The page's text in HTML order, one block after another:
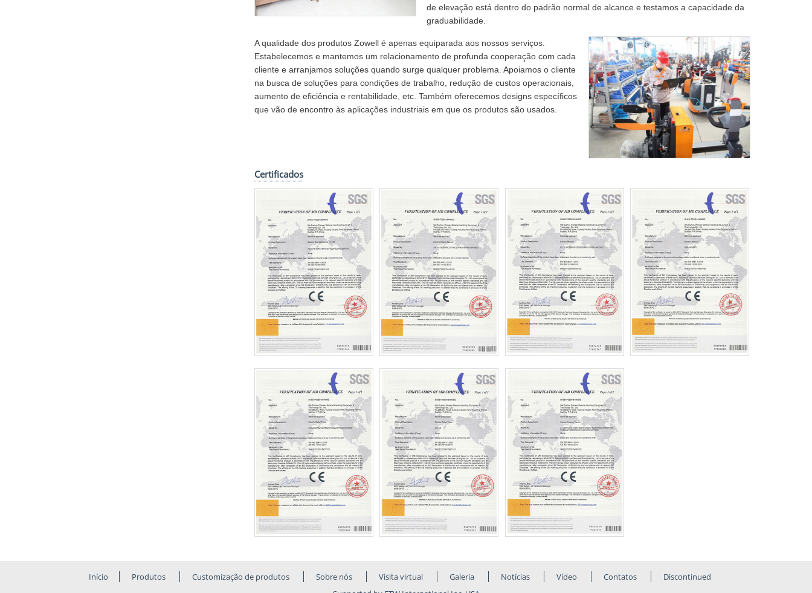
de elevação está dentro do padrão normal de alcance e testamos a capacidade da
graduabilidade.
A qualidade dos produtos Zowell é apenas equiparada aos nossos serviços.
Estabelecemos e mantemos um relacionamento de profunda cooperação com cada
cliente e arranjamos soluções quando surge qualquer problema. Apoiamos o cliente
na busca de soluções para condições de trabalho, redução de custos operacionais,
aumento de eficiência e rentabilidade, etc. Também oferecemos designs específicos
que vão de encontro às aplicações industriais em que os produtos são usados.
Certificados
Início Produtos Customização de produtos Sobre nós Visita virtual Galeria Notícias Vídeo Contatos
Discontinued